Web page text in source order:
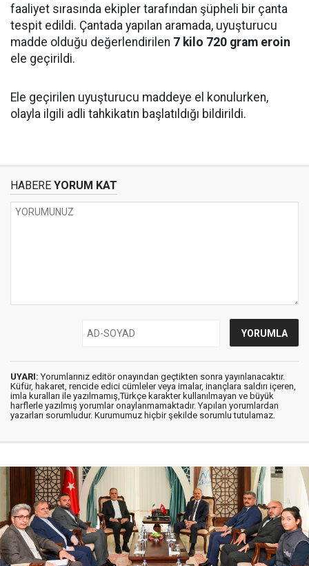
faaliyet sırasında ekipler tarafından şüpheli bir çanta
tespit edildi. Çantada yapılan aramada, uyuşturucu
madde olduğu değerlendirilen 7 kilo 720 gram eroin
ele geçirildi.
Ele geçirilen uyuşturucu maddeye el konulurken,
olayla ilgili adli tahkikatın başlatıldığı bildirildi.
HABERE YORUM KAT
UYARI: Yorumlarınız editör onayından geçtikten sonra yayınlanacaktır.
Küfür, hakaret, rencide edici cümleler veya imalar, inançlara saldırı içeren,
imla kuralları ile yazılmamış,Türkçe karakter kullanılmayan ve büyük
harflerle yazılmış yorumlar onaylanmamaktadır. Yapılan yorumlardan
yazarları sorumludur. Kurumumuz hiçbir şekilde sorumlu tutulamaz.